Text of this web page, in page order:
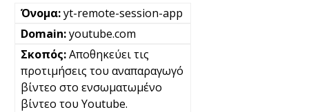
yt-remote-session-app
youtube.com
Αποθηκεύει τις
προτιμήσεις του αναπαραγωγό
βίντεο στο ενσωματωμένο
βίντεο του Youtube.